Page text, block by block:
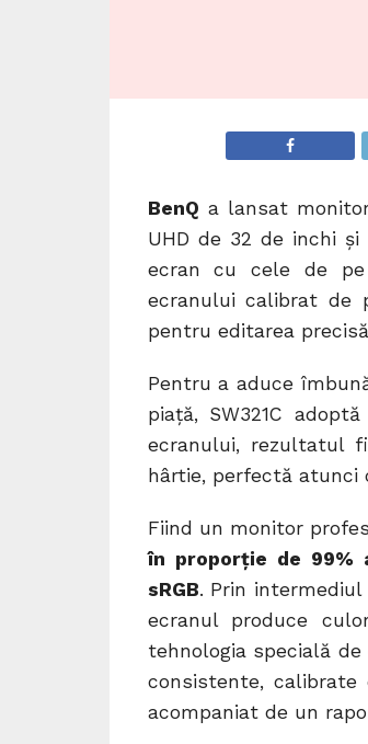
BenQ a lansat
UHD de 32 de inchi și
ecran cu cele de pe
ecranului calibrat de
pentru editarea
Pentru a aduce
piață, SW321C
ecranului, rezultatul
hârtie, perfectă atunci
Fiind un monitor
în proporție de 99%
sRGB. Prin intermediul
ecranul produce
tehnologia specială
consistente, calibrate
acompaniat de un